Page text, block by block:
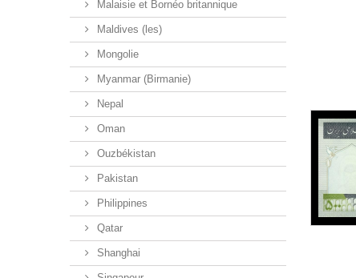
Malaisie et Bornéo britannique
Maldives (les)
Mongolie
Myanmar (Birmanie)
Nepal
Oman
Ouzbékistan
Pakistan
Philippines
Qatar
Shanghai